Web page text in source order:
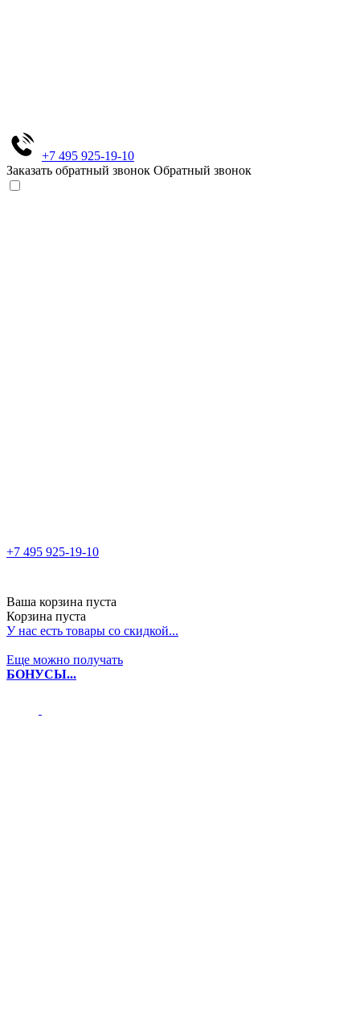
+7 495 925-19-10
Заказать обратный звонок Обратный звонок
+7 495 925-19-10
Ваша корзина пуста
Корзина пуста
У нас есть товары со скидкой...
Еще можно получать
БОНУСЫ...